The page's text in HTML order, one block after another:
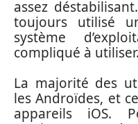
assez
toujours utilisé
système
compliqué à utiliser.
La majorité des
les Androïdes, et
appareils iOS.